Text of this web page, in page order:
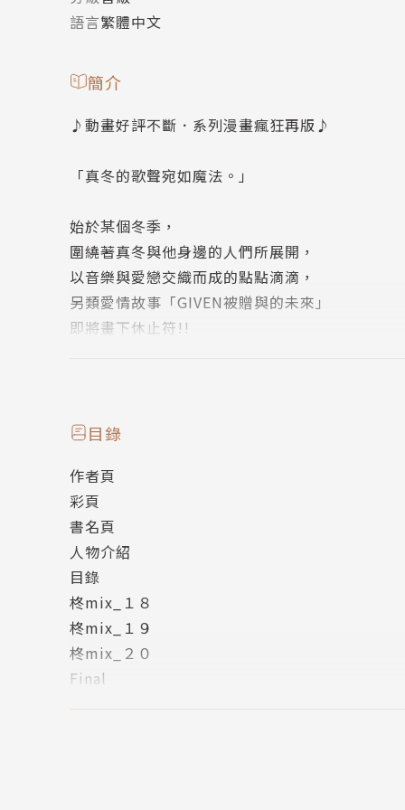
語言繁體中文
簡介
♪動畫好評不斷．系列漫畫瘋狂再版♪
「真冬的歌聲宛如魔法。」
始於某個冬季，
圍繞著真冬與他身邊的人們所展開，
以音樂與愛戀交織而成的點點滴滴，
另類愛情故事「GIVEN被贈與的未來」
即將畫下休止符!!
「他」與「你」為我共同譜出的音符，
真冬手裡握著來自立夏與柊的兩張門票，
抵達柊的樂團「syh」
即將舉辦LIVE的地點──澀谷。
佇足不前的他遇到了上前攀談的人，
對方竟是本來不該出現在東京的雨月!?
超人氣另類愛情音樂故事，堂堂完結！
目錄
作者頁
彩頁
書名頁
人物介紹
目錄
柊mix_１８
柊mix_１９
柊mix_２０
Final